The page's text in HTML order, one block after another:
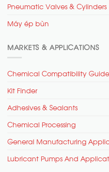
Pneumatic Valves & Cylinders
Máy ép bùn
MARKETS & APPLICATIONS
Chemical Compatibility Guide
Kit Finder
Adhesives & Sealants
Chemical Processing
General Manufacturing
Lubricant Pumps And